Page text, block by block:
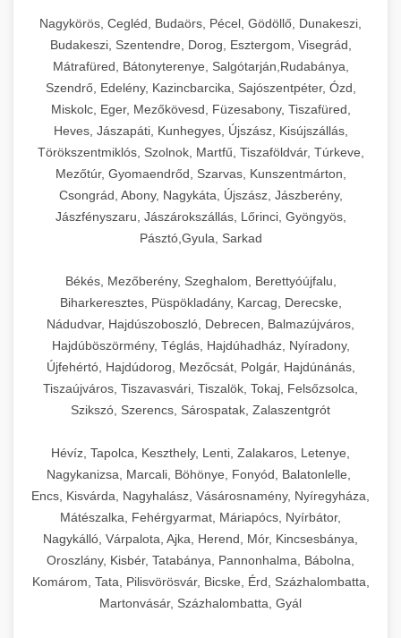
Nagykörös, Cegléd, Budaörs, Pécel, Gödöllő, Dunakeszi,
Budakeszi, Szentendre, Dorog, Esztergom, Visegrád,
Mátrafüred, Bátonyterenye, Salgótarján,Rudabánya,
Szendrő, Edelény, Kazincbarcika, Sajószentpéter, Ózd,
Miskolc, Eger, Mezőkövesd, Füzesabony, Tiszafüred,
Heves, Jászapáti, Kunhegyes, Újszász, Kisújszállás,
Törökszentmiklós, Szolnok, Martfű, Tiszaföldvár, Túrkeve,
Mezőtúr, Gyomaendrőd, Szarvas, Kunszentmárton,
Csongrád, Abony, Nagykáta, Újszász, Jászberény,
Jászfényszaru, Jászárokszállás, Lőrinci, Gyöngyös,
Pásztó,Gyula, Sarkad
Békés, Mezőberény, Szeghalom, Berettyóújfalu,
Biharkeresztes, Püspökladány, Karcag, Derecske,
Nádudvar, Hajdúszoboszló, Debrecen, Balmazújváros,
Hajdúböszörmény, Téglás, Hajdúhadház, Nyíradony,
Újfehértó, Hajdúdorog, Mezőcsát, Polgár, Hajdúnánás,
Tiszaújváros, Tiszavasvári, Tiszalök, Tokaj, Felsőzsolca,
Szikszó, Szerencs, Sárospatak, Zalaszentgrót
Hévíz, Tapolca, Keszthely, Lenti, Zalakaros, Letenye,
Nagykanizsa, Marcali, Böhönye, Fonyód, Balatonlelle,
Encs, Kisvárda, Nagyhalász, Vásárosnamény, Nyíregyháza,
Mátészalka, Fehérgyarmat, Máriapócs, Nyírbátor,
Nagykálló, Várpalota, Ajka, Herend, Mór, Kincsesbánya,
Oroszlány, Kisbér, Tatabánya, Pannonhalma, Bábolna,
Komárom, Tata, Pilisvörösvár, Bicske, Érd, Százhalombatta,
Martonvásár, Százhalombatta, Gyál